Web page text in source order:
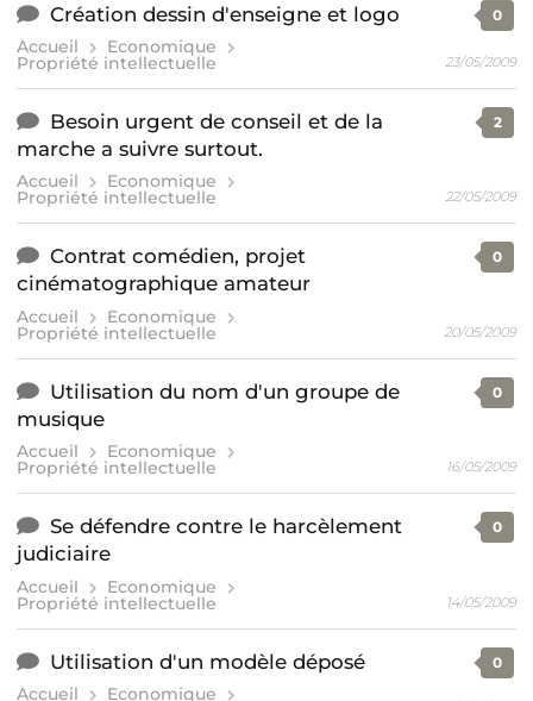
Création dessin d'enseigne et logo
Accueil Economique
Propriété intellectuelle
0
23/05/2009
Besoin urgent de conseil et de la
marche a suivre surtout.
Accueil Economique
Propriété intellectuelle
2
22/05/2009
Contrat comédien, projet
cinématographique amateur
Accueil Economique
Propriété intellectuelle
0
20/05/2009
Utilisation du nom d'un groupe de
musique
Accueil Economique
Propriété intellectuelle
0
16/05/2009
Se défendre contre le harcèlement
judiciaire
Accueil Economique
Propriété intellectuelle
0
14/05/2009
Utilisation d'un modèle déposé
Accueil Economique
0